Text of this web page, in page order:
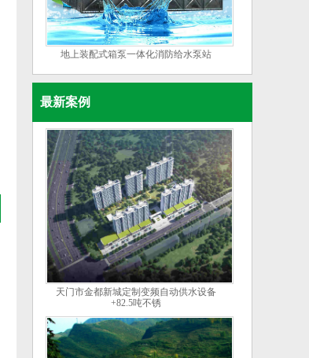
地上装配式箱泵一体化消防给水泵站
最新案例
天门市金都新城定制变频自动供水设备
+82.5吨不锈